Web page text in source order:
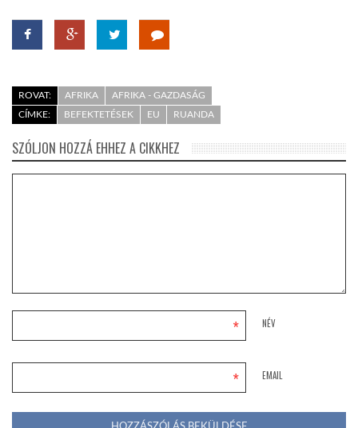
ROVAT: AFRIKA
AFRIKA - GAZDASÁG
CÍMKE:
BEFEKTETÉSEK EU RUANDA
SZÓLJON HOZZÁ EHHEZ A CIKKHEZ
NÉV
*
EMAIL
*